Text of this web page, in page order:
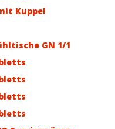
Kuppel
GN 1/1